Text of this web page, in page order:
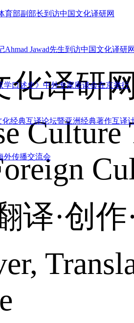
育部副部长到访中国文化译研网
Ahmad Jawad先生到访中国文化译研
学口述史》中外专家座谈会在京举行
经典互译论坛暨亚洲经典著作互译
外传播交流会
化译研
译·创